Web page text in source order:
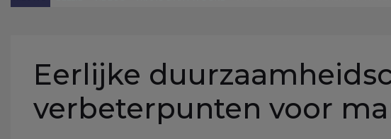
Eerlijke
verbeterpunten voor